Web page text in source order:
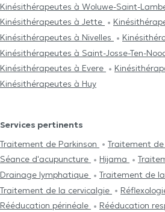
Kinésithérapeutes à Woluwe-Saint-
Kinésithérapeutes à Jette
Kinésithérapeutes à Nivelles
Kinésithérapeutes à Saint-Josse-Ten-
Kinésithérapeutes à Evere
Kinésithérapeutes à Huy
Services pertinents
Traitement de Parkinson
Traitement
Séance d'acupuncture
Hijama
Drainage lymphatique
Traitement de
Traitement de la cervicalgie
Rééducation périnéale
Rééducation